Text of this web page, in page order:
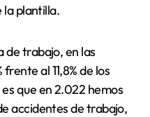
la plantilla.
de trabajo, en las
al 11,8% de los
que en 2.022 hemos
accidentes de trabajo,